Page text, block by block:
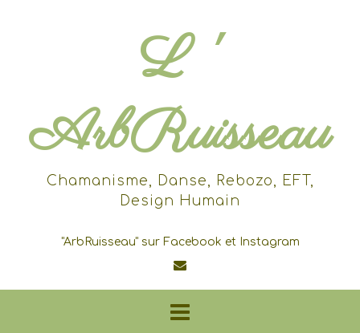
L '
ArbRuisseau
Chamanisme, Danse, Rebozo, EFT,
Design Humain
"ArbRuisseau" sur Facebook et Instagram